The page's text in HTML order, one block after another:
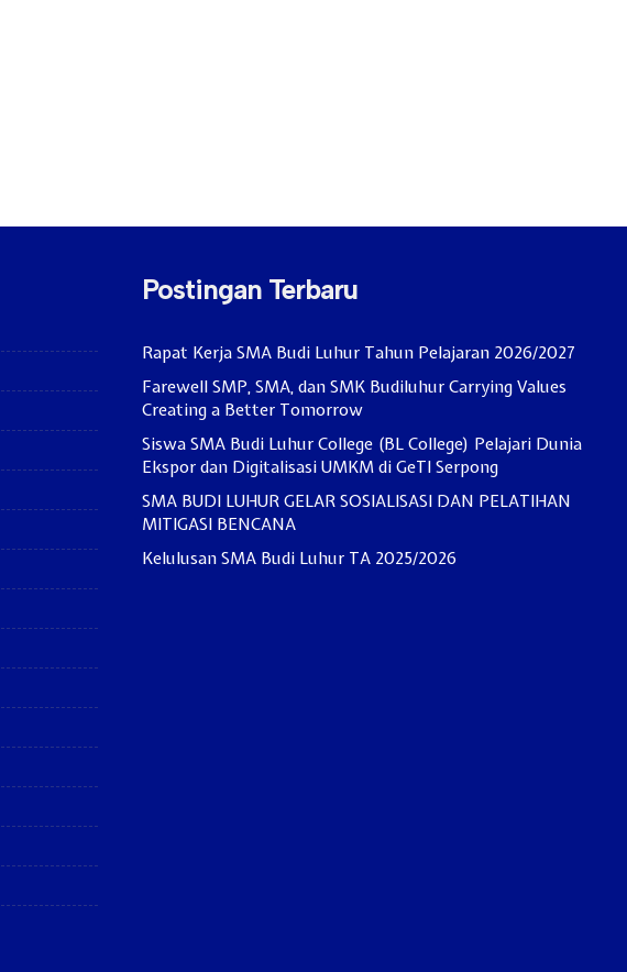
Postingan Terbaru
Rapat Kerja SMA Budi Luhur Tahun Pelajaran 2026/2027
Farewell SMP, SMA, dan SMK Budiluhur Carrying Values
Creating a Better Tomorrow
Siswa SMA Budi Luhur College (BL College) Pelajari Dunia
Ekspor dan Digitalisasi UMKM di GeTI Serpong
SMA BUDI LUHUR GELAR SOSIALISASI DAN PELATIHAN
MITIGASI BENCANA
Kelulusan SMA Budi Luhur TA 2025/2026